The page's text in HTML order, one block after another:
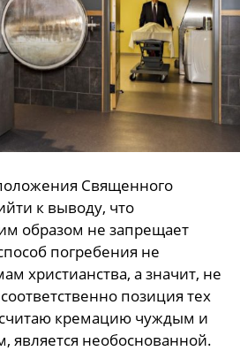
Священного
к выводу, что
образом не запрещает
погребения не
христианства, а значит, не
позиция тех
кремацию чуждым и
является необоснованной.